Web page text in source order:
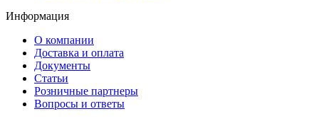
Информация
О компании
Доставка и оплата
Документы
Статьи
Розничные партнеры
Вопросы и ответы